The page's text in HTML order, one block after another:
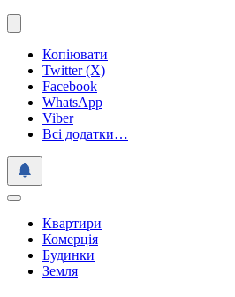
Копіювати
Twitter (X)
Facebook
WhatsApp
Viber
Всі додатки…
Квартири
Комерція
Будинки
Земля